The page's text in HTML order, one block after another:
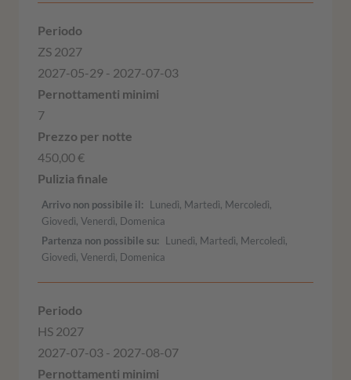
ZS 2027
2027-05-29 - 2027-07-03
7
450,00 €
Arrivo non possibile il
Lunedì, Martedì, Mercoledì,
Giovedì, Venerdì, Domenica
Partenza non possibile su
Lunedì, Martedì, Mercoledì,
Giovedì, Venerdì, Domenica
HS 2027
2027-07-03 - 2027-08-07